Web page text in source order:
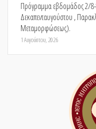
Πρόγραμμα εβδομάδος 2/
Δεκαπενταυγούστου ,
Μεταμορφώσεως).
1 Αυγούστου, 2026